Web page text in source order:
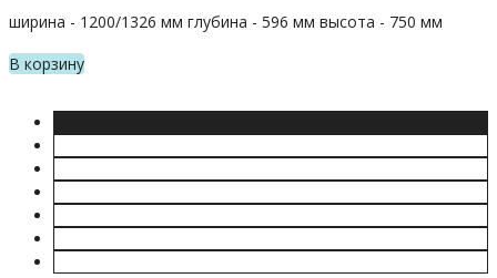
ширина - 1200/1326 мм глубина - 596 мм высота - 750 мм
В корзину